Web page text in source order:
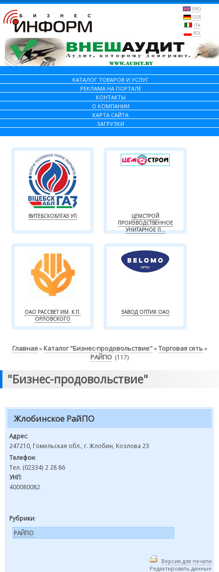
ENG
GER
ITA
POL
КАТАЛОГ ТОВАРОВ И УСЛУГ
РЕКЛАМА НА ПОРТАЛЕ
КОНТАКТЫ
О КОМПАНИИ
КАРТА САЙТА
ЗАГРУЗКИ
ВИТЕБСКОБЛГАЗ УП
ЦЕМСТРОЙ
ПРОИЗВОДСТВЕННОЕ
УНИТАРНОЕ П...
ОАО РАССВЕТ ИМ. К.П.
ОРЛОВСКОГО
ЗАВОД ОПТИК ОАО
Главная» Каталог "Бизнес-продовольствие"»Торговая сеть»
РАЙПО(117)
"Бизнес-продовольствие"
Жлобинское РайПО
Адрес:
247210, Гомельская обл., г. Жлобин, Козлова 23
Телефон:
Тел. (02334) 2 28 86
УНП:
400080082
Рубрики:
РАЙПО
Версия для печати
Редактировать данные